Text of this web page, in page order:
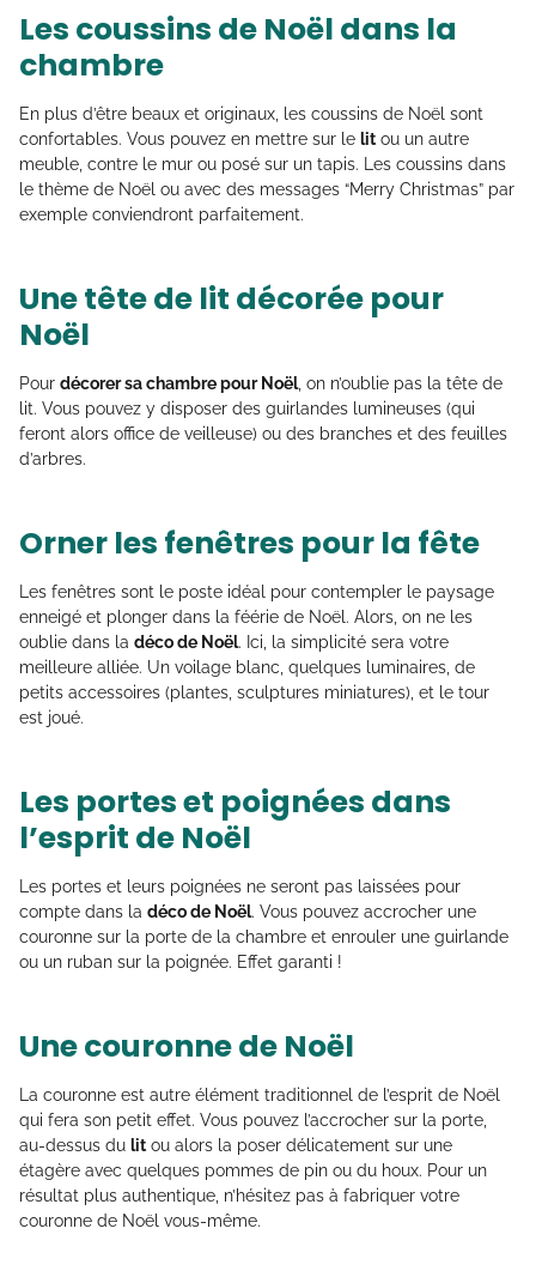
Les coussins de Noël dans la
chambre
En plus d’être beaux et originaux, les coussins de Noël sont
confortables. Vous pouvez en mettre sur le litou un autre
meuble, contre le mur ou posé sur un tapis. Les coussins dans
le thème de Noël ou avec des messages “Merry Christmas” par
exemple conviendront parfaitement.
Une tête de lit décorée pour
Noël
Pour décorer sa chambre pour Noël, on n’oublie pas la tête de
lit. Vous pouvez y disposer des guirlandes lumineuses (qui
feront alors office de veilleuse) ou des branches et des feuilles
d’arbres.
Orner les fenêtres pour la fête
Les fenêtres sont le poste idéal pour contempler le paysage
enneigé et plonger dans la féérie de Noël. Alors, on ne les
oublie dans la déco de Noël. Ici, la simplicité sera votre
meilleure alliée. Un voilage blanc, quelques luminaires, de
petits accessoires (plantes, sculptures miniatures), et le tour
est joué.
Les portes et poignées dans
l’esprit de Noël
Les portes et leurs poignées ne seront pas laissées pour
compte dans la déco de Noël. Vous pouvez accrocher une
couronne sur la porte de la chambre et enrouler une guirlande
ou un ruban sur la poignée. Effet garanti !
Une couronne de Noël
La couronne est autre élément traditionnel de l’esprit de Noël
qui fera son petit effet. Vous pouvez l’accrocher sur la porte,
au-dessus du litou alors la poser délicatement sur une
étagère avec quelques pommes de pin ou du houx. Pour un
résultat plus authentique, n’hésitez pas à fabriquer votre
couronne de Noël vous-même.